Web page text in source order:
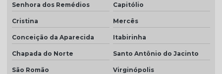
Senhora dos Remédios Capitólio
Cristina Mercês
Conceição da Aparecida Itabirinha
Chapada do Norte Santo Antônio do Jacinto
São Romão Virginópolis